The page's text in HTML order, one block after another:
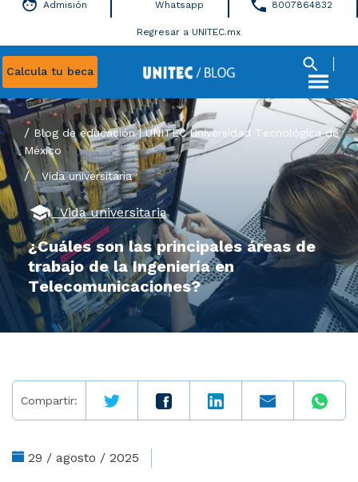
Calcula tu beca
Admisión Whatsapp 8007864832
Regresar a UNITEC.mx
Blog de educación | UNITEC Universidad Tecnológica de
México
/Vida universitaria
Vida universitaria
¿Cuáles son las principales áreas de
trabajo de la Ingeniería en
Telecomunicaciones?
Compartir:
29 / agosto / 2025